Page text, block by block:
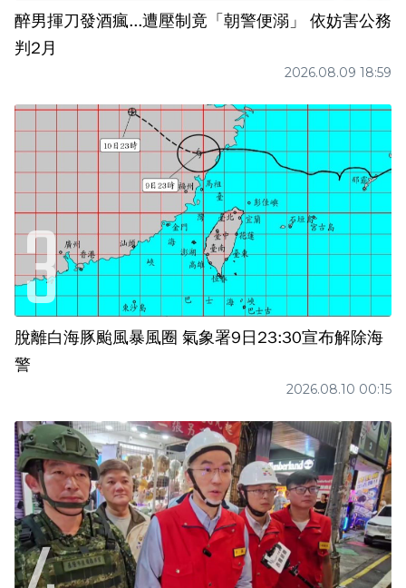
醉男揮刀發酒瘋...遭壓制竟「朝警便溺」 依妨害公務
判2月
2026.08.09 18:59
脫離白海豚颱風暴風圈 氣象署9日23:30宣布解除海
警
2026.08.10 00:15